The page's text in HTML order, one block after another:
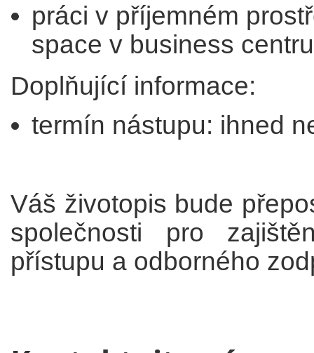
práci v příjemném
space v business
Doplňující informace:
termín nástupu: ihned
Váš životopis bude
společnosti pro
přístupu a odborného